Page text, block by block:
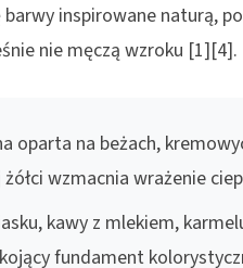
inspirowane naturą,
nie męczą wzroku [1][4].
oparta na beżach,
wzmacnia wrażenie
kawy z mlekiem,
fundament